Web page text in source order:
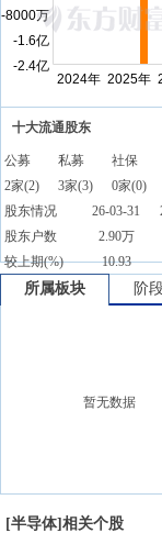
十大流通股东
公募 私募 社保
2家(2) 3家(3) 0家(0)
股东情况
26-03-31
股东户数
2.90万
较上期(%)
10.93
所属板块 阶
暂无数据
[半导体]相关个股